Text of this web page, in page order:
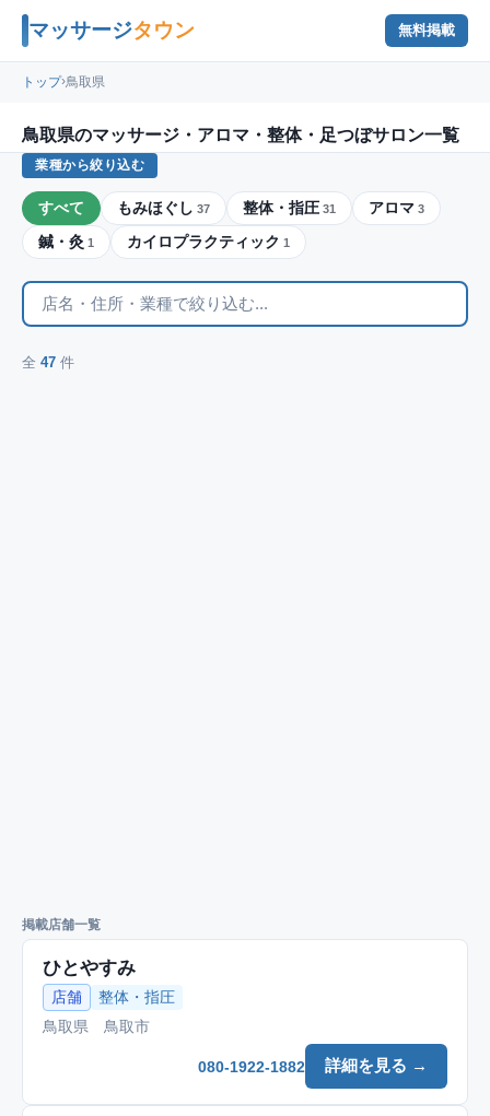
マッサージタウン 無料掲載
トップ›鳥取県
鳥取県のマッサージ・アロマ・整体・足つぼサロン一覧
業種から絞り込む
すべて もみほぐし 37 整体・指圧 31 アロマ 3
鍼・灸 1 カイロプラクティック 1
全 47 件
掲載店舗一覧
ひとやすみ
店舗
整体・指圧
鳥取県 鳥取市
詳細を見る →
080-1922-1882